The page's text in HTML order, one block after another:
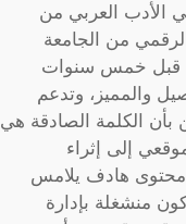
الأدب العربي من
من الجامعة
قبل خمس سنوات
والمميز، وتدعم
بأن الكلمة الصادقة هي
إلى إثراء
محتوى هادف يلامس
منشغلة بإدارة